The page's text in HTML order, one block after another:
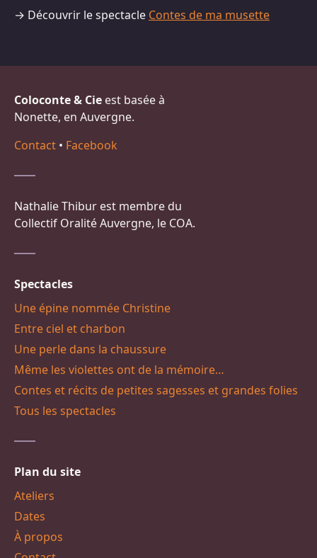
→ Découvrir le spectacle Contes de ma musette
Coloconte & Cie est basée à
Nonette, en Auvergne.
Contact • Facebook
Nathalie Thibur est membre du
Collectif Oralité Auvergne, le COA.
Spectacles
Une épine nommée Christine
Entre ciel et charbon
Une perle dans la chaussure
Même les violettes ont de la mémoire…
Contes et récits de petites sagesses et grandes folies
Tous les spectacles
Plan du site
Ateliers
Dates
À propos